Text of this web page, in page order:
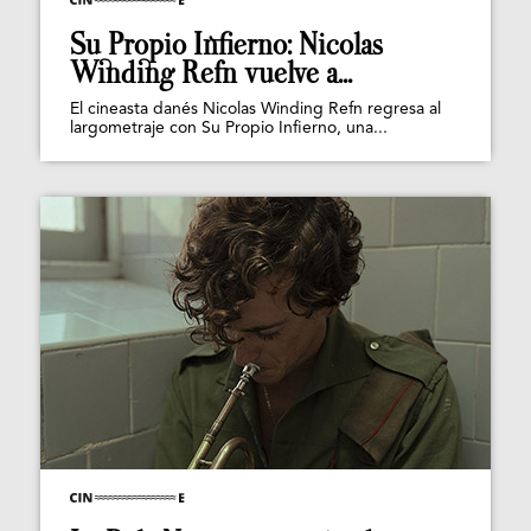
Su Propio Infierno: Nicolas
Winding Refn vuelve a...
El cineasta danés Nicolas Winding Refn regresa al
largometraje con Su Propio Infierno, una...